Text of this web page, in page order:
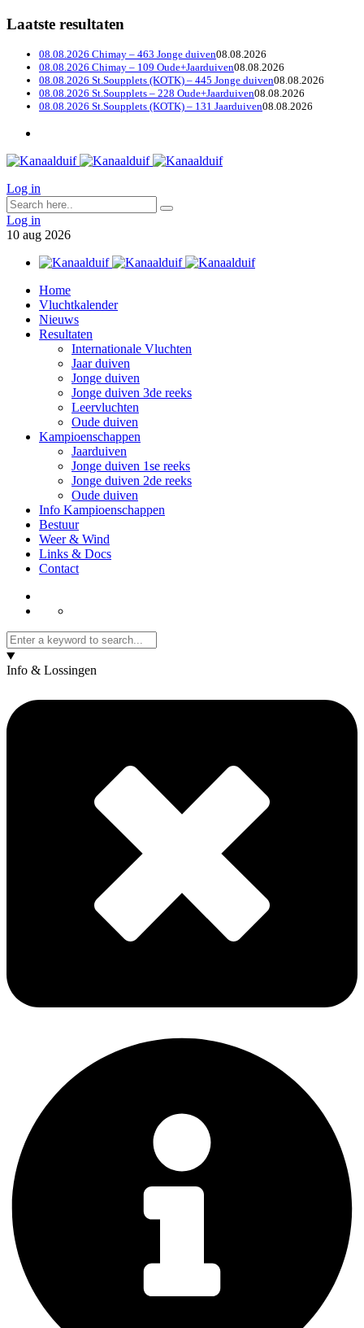
Laatste resultaten
08.08.2026 Chimay – 463 Jonge duiven08.08.2026
08.08.2026 Chimay – 109 Oude+Jaarduiven08.08.2026
08.08.2026 St.Soupplets (KOTK) – 445 Jonge duiven08.08.2026
08.08.2026 St.Soupplets – 228 Oude+Jaarduiven08.08.2026
08.08.2026 St.Soupplets (KOTK) – 131 Jaarduiven08.08.2026
Log in
Log in
10 aug 2026
Home
Vluchtkalender
Nieuws
Resultaten
Internationale Vluchten
Jaar duiven
Jonge duiven
Jonge duiven 3de reeks
Leervluchten
Oude duiven
Kampioenschappen
Jaarduiven
Jonge duiven 1se reeks
Jonge duiven 2de reeks
Oude duiven
Info Kampioenschappen
Bestuur
Weer & Wind
Links & Docs
Contact
Info & Lossingen